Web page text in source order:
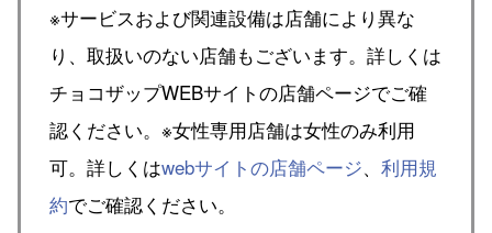
※サービスおよび関連設備は店舗により異な
り、取扱いのない店舗もございます。詳しくは
チョコザップWEBサイトの店舗ページでご確
認ください。※女性専用店舗は女性のみ利用
可。詳しくはwebサイトの店舗ページ、 利用規
約でご確認ください。